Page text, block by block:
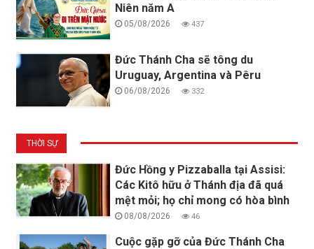
Niên năm A
05/08/2026 437
Đức Thánh Cha sẽ tông du
Uruguay, Argentina và Pêru
06/08/2026 332
THỜI SỰ
Đức Hồng y Pizzaballa tại Assisi:
Các Kitô hữu ở Thánh địa đã quá
mệt mỏi; họ chỉ mong có hòa bình
08/08/2026 46
Cuộc gặp gỡ của Đức Thánh Cha